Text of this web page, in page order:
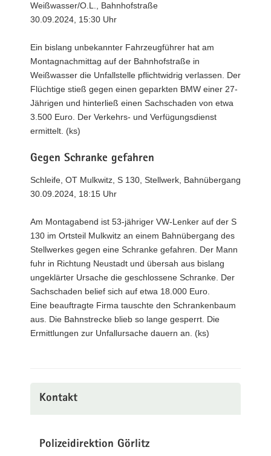
Weißwasser/O.L., Bahnhofstraße
30.09.2024, 15:30 Uhr
Ein bislang unbekannter Fahrzeugführer hat am
Montagnachmittag auf der Bahnhofstraße in
Weißwasser die Unfallstelle pflichtwidrig verlassen. Der
Flüchtige stieß gegen einen geparkten BMW einer 27-
Jährigen und hinterließ einen Sachschaden von etwa
3.500 Euro. Der Verkehrs- und Verfügungsdienst
ermittelt. (ks)
Gegen Schranke gefahren
Schleife, OT Mulkwitz, S 130, Stellwerk, Bahnübergang
30.09.2024, 18:15 Uhr
Am Montagabend ist 53-jähriger VW-Lenker auf der S
130 im Ortsteil Mulkwitz an einem Bahnübergang des
Stellwerkes gegen eine Schranke gefahren. Der Mann
fuhr in Richtung Neustadt und übersah aus bislang
ungeklärter Ursache die geschlossene Schranke. Der
Sachschaden belief sich auf etwa 18.000 Euro.
Eine beauftragte Firma tauschte den Schrankenbaum
aus. Die Bahnstrecke blieb so lange gesperrt. Die
Ermittlungen zur Unfallursache dauern an. (ks)
Kontakt
Polizeidirektion Görlitz